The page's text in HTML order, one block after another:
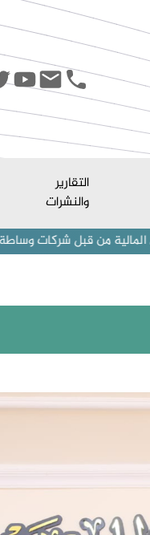
التقارير
والنشرات
وساطة غير